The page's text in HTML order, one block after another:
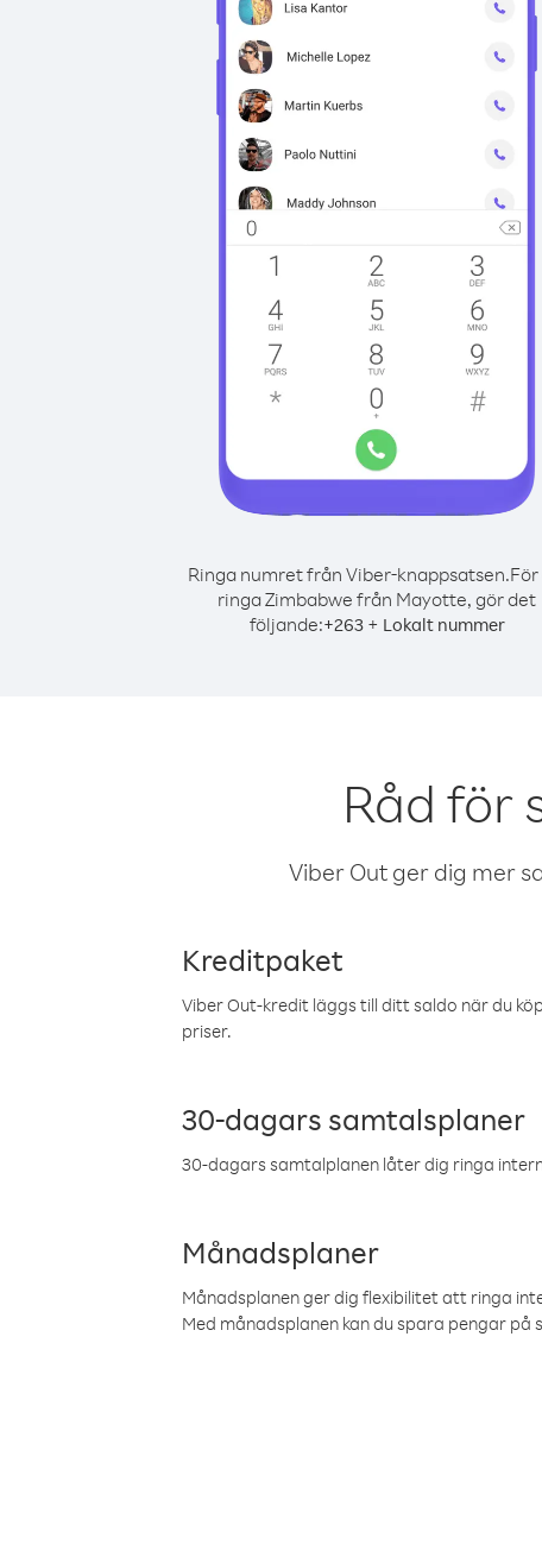
Ringa numret från Viber-knappsatsen.
ringa Zimbabwe från Mayotte, gör det
följande:+263+ Lokalt nummer
Råd för
Viber Out ger dig mer
Kreditpaket
Viber Out-kredit läggs till ditt saldo när du
priser.
30-dagars samtalsplaner
30-dagars samtalplanen låter dig ringa
Månadsplaner
Månadsplanen ger dig flexibilitet att ringa
Med månadsplanen kan du spara pengar på